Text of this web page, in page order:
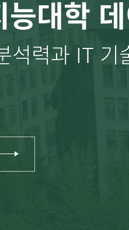
능대학
석력과 IT